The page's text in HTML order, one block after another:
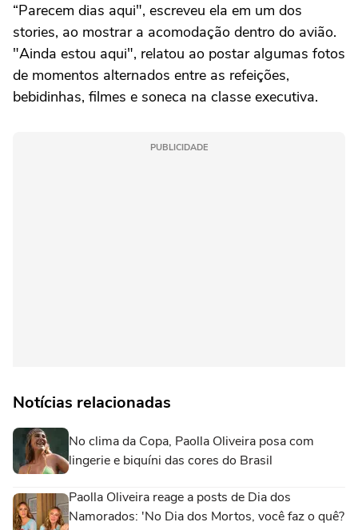
“Parecem dias aqui", escreveu ela em um dos
stories, ao mostrar a acomodação dentro do avião.
"Ainda estou aqui", relatou ao postar algumas fotos
de momentos alternados entre as refeições,
bebidinhas, filmes e soneca na classe executiva.
PUBLICIDADE
Notícias relacionadas
No clima da Copa, Paolla Oliveira posa com
lingerie e biquíni das cores do Brasil
Paolla Oliveira reage a posts de Dia dos
Namorados: 'No Dia dos Mortos, você faz o quê?